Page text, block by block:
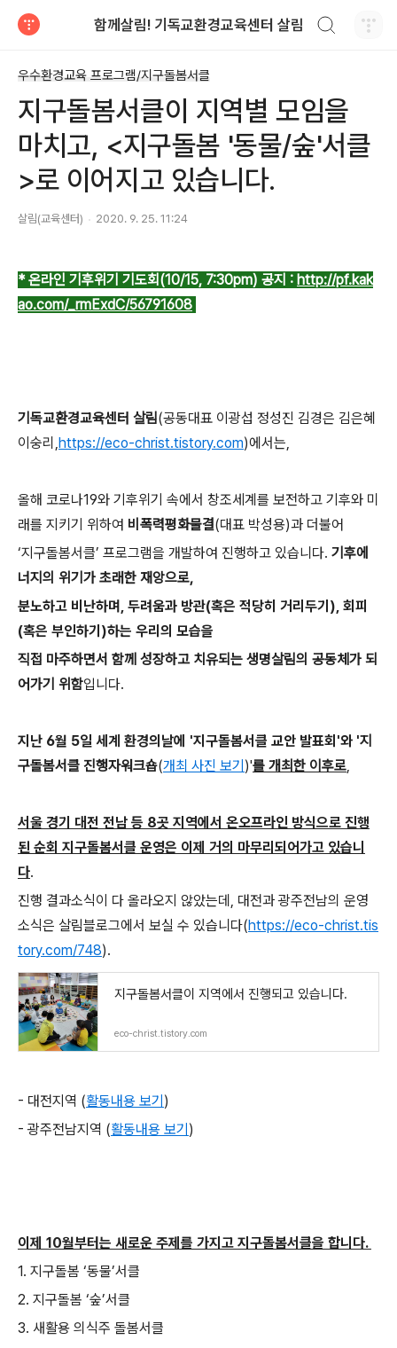
함께살림! 기독교환경교육센터 살림
우수환경교육 프로그램/지구돌봄서클
지구돌봄서클이 지역별 모임을
마치고, <지구돌봄 '동물/숲'서클
>로 이어지고 있습니다.
살림(교육센터) 2020. 9. 25. 11:24
* 온라인 기후위기 기도회(10/15, 7:30pm) 공지 : http://pf.kak
ao.com/_rmExdC/56791608
기독교환경교육센터 살림(공동대표 이광섭 정성진 김경은 김은혜
이숭리 ,https://eco-christ.tistory.com)에서는,
올해 코로나19와 기후위기 속에서 창조세계를 보전하고 기후와 미
래를 지키기 위하여 비폭력평화물결(대표 박성용)과 더불어
‘지구돌봄서클’ 프로그램을 개발하여 진행하고 있습니다. 기후에
너지의 위기가 초래한 재앙으로,
분노하고 비난하며, 두려움과 방관(혹은 적당히 거리두기 ), 회피
(혹은 부인하기 )하는 우리의 모습을
직접 마주하면서 함께 성장하고 치유되는 생명살림의 공동체가 되
어가기 위함입니다.
지난 6월 5일 세계 환경의날에 '지구돌봄서클 교안 발표회 '와 '지
구돌봄서클 진행자워크숍(개최 사진 보기)'를 개최한 이후로,
서울 경기 대전 전남 등 8곳 지역에서 온오프라인 방식으로 진행
된 순회 지구돌봄서클 운영은 이제 거의 마무리되어가고 있습니
다.
진행 결과소식이 다 올라오지 않았는데 , 대전과 광주전남의 운영
소식은 살림블로그에서 보실 수 있습니다(https://eco-christ.tis
tory.com/748).
지구돌봄서클이 지역에서 진행되고 있습니다.
eco-christ.tistory.com
- 대전지역 (활동내용 보기)
- 광주전남지역 (활동내용 보기)
이제 10월부터는 새로운 주제를 가지고 지구돌봄서클을 합니다.
1. 지구돌봄 ‘동물’서클
2. 지구돌봄 ‘숲’서클
3. 새활용 의식주 돌봄서클